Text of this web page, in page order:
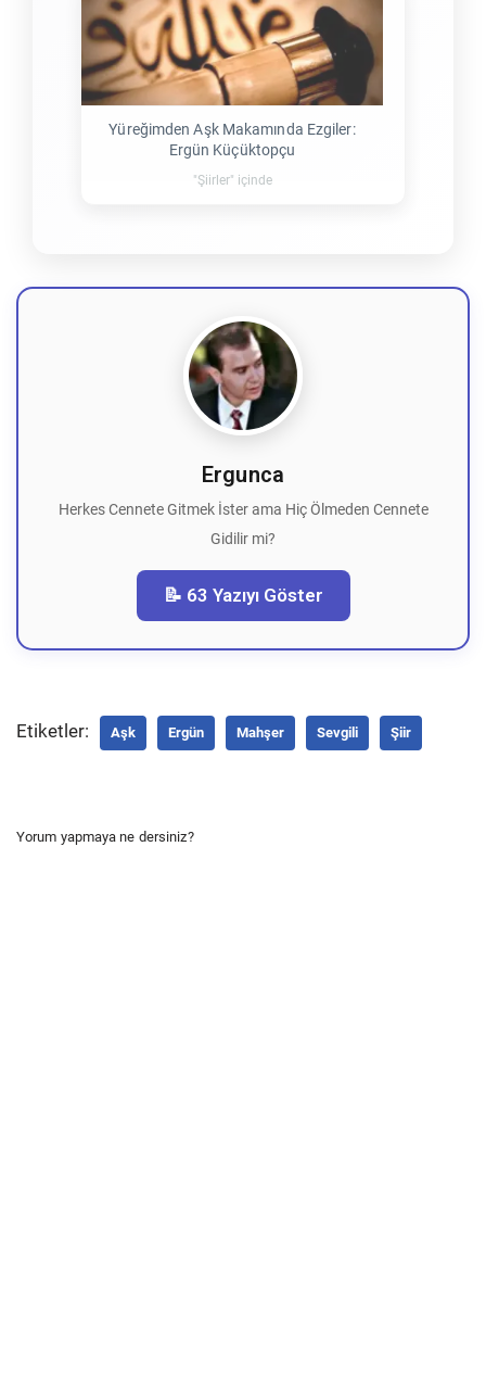
Yüreğimden Aşk Makamında Ezgiler:
Ergün Küçüktopçu
"Şiirler" içinde
Ergunca
Herkes Cennete Gitmek İster ama Hiç Ölmeden Cennete
Gidilir mi?
📝 63 Yazıyı Göster
Etiketler: Aşk Ergün Mahşer Sevgili Şiir
Yorum yapmaya ne dersiniz?